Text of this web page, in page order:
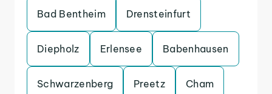
Bad Bentheim Drensteinfurt
Diepholz Erlensee Babenhausen
Schwarzenberg Preetz Cham